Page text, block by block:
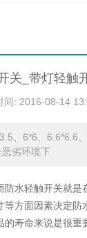
关_带灯轻触
间: 2016-08-14
、6*6、6.6*6.6
劣环境下
水轻触开关就
方面因素决定
寿命来说是很